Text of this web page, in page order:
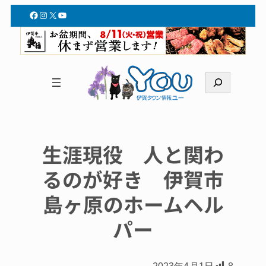
Facebook
Instagram
X YouTube
索
生涯現役 人と関わ
るのが好き 伊賀市
島ヶ原のホームヘル
パー